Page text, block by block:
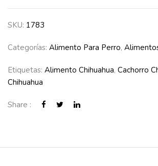
SKU: 1783
Categorías: Alimento Para Perro,
Etiquetas: Alimento Chihuahua, Cachorro
Chihuahua
Share :